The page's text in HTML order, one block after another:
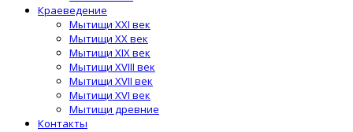
Краеведение
Мытищи XXI век
Мытищи XX век
Мытищи XIX век
Мытищи XVIII век
Мытищи XVII век
Мытищи XVI век
Мытищи древние
Контакты